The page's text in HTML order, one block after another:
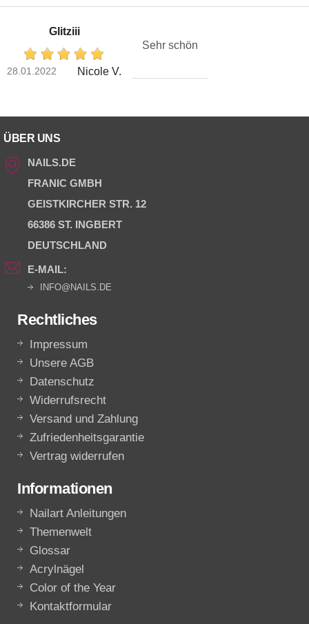
Glitziii
28.01.2022 Nicole V.
Sehr schön
ÜBER UNS
NAILS.DE
FRANIC GMBH
GEISTKIRCHER STR. 12
66386 ST. INGBERT
DEUTSCHLAND
E-MAIL:
INFO@NAILS.DE
Rechtliches
Impressum
Unsere AGB
Datenschutz
Widerrufsrecht
Versand und Zahlung
Zufriedenheitsgarantie
Vertrag widerrufen
Informationen
Nailart Anleitungen
Themenwelt
Glossar
Acrylnägel
Color of the Year
Kontaktformular